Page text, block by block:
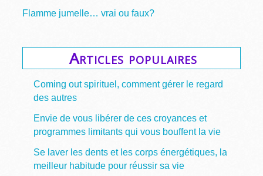
Flamme jumelle… vrai ou faux?
Articles populaires
Coming out spirituel, comment gérer le regard
des autres
Envie de vous libérer de ces croyances et
programmes limitants qui vous bouffent la vie
Se laver les dents et les corps énergétiques, la
meilleur habitude pour réussir sa vie